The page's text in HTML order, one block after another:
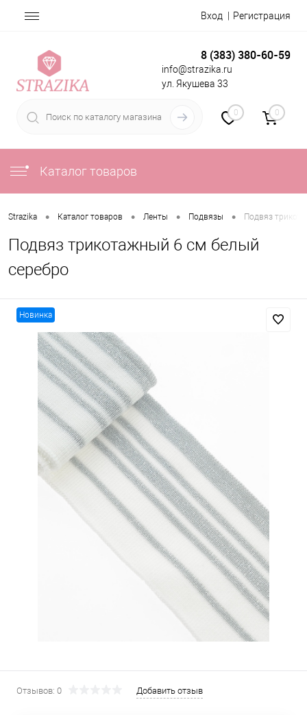
Вход Регистрация
8 (383) 380-60-59
info@strazika.ru
ул. Якушева 33
0 0
Каталог товаров
Strazika • Каталог товаров • Ленты • Подвязы • Подвяз
Подвяз трикотажный 6 см белый
серебро
Новинка
Отзывов: 0 Добавить отзыв